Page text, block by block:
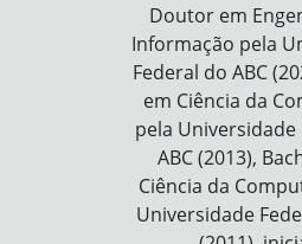
Doutor em
Informação pela
Federal do ABC
em Ciência da
pela Universidade
ABC (2013),
Ciência da
Universidade